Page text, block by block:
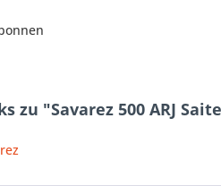
zu "Savarez 500 ARJ